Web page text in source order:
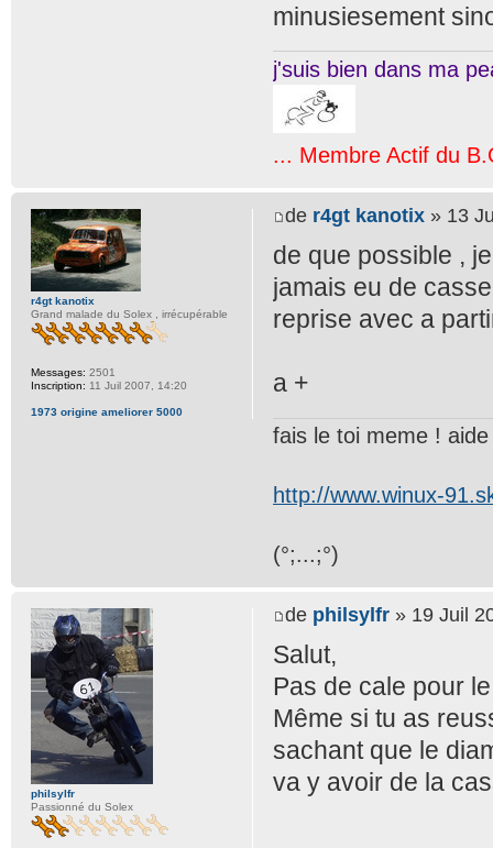
minusiesement
j'suis bien dans ma
... Membre Actif du
de r4gt kanotix » 13
de que possible ,
jamais eu de
reprise avec a
a +
fais le toi meme !
http://www.winux-
(°;...;°)
r4gt kanotix
Grand malade du Solex , irrécupérable
Messages: 2501
Inscription: 11 Juil 2007, 14:20
1973 origine ameliorer 5000
de philsylfr » 19 Juil
Salut,
Pas de cale pour
Même si tu as
sachant que le
va y avoir de la
philsylfr
Passionné du Solex